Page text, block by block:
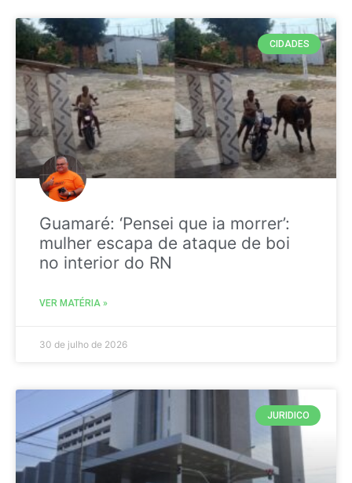
CIDADES
Guamaré: ‘Pensei que ia morrer’:
mulher escapa de ataque de boi
no interior do RN
VER MATÉRIA »
30 de julho de 2026
JURIDICO